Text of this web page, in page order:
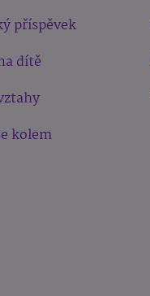
příspěvek
dítě
kolem